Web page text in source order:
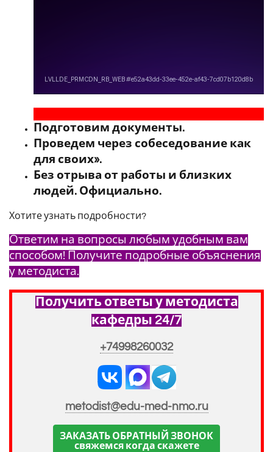
Подготовим документы.
Проведем через собеседование как
для своих».
Без отрыва от работы и близких
людей. Официально.
Хотите узнать подробности?
Ответим на вопросы любым удобным вам
способом! Получите подробные объяснения
у методиста.
Получить ответы у методиста
кафедры 24/7
+74998260032
metodist@edu-med-nmo.ru
ЗАКАЗАТЬ ОБРАТНЫЙ ЗВОНОК
свяжемся когда скажете